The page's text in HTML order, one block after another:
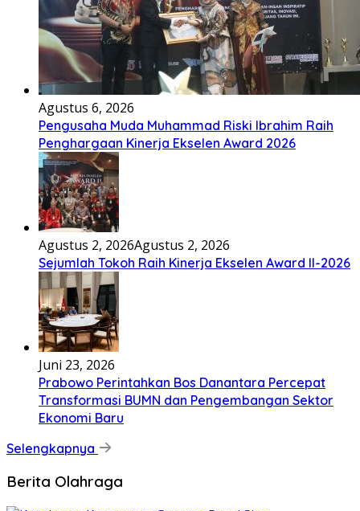
Agustus 6, 2026
Pengusaha Muda Muhammad Riski Ibrahim Raih
Penghargaan Kinerja Ekselen Award 2026
Agustus 2, 2026Agustus 2, 2026
Sejumlah Tokoh Raih Kinerja Ekselen Award II-2026
Juni 23, 2026
Prabowo Perintahkan Bos Danantara Percepat
Transformasi BUMN dan Pengembangan Sektor
Ekonomi Baru
Selengkapnya
Berita Olahraga